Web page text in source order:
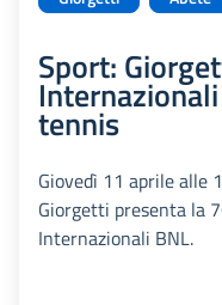
Sport:
tennis
Giovedì 11 aprile alle
Giorgetti presenta la
Internazionali BNL.